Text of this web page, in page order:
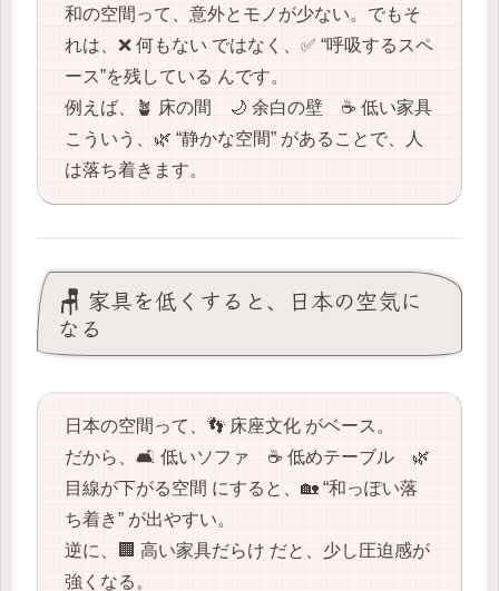
和の空間って、意外とモノが少ない。でもそ
れは、❌ 何もない ではなく、✅ “呼吸するスペ
ース”を残している んです。
例えば、🪴 床の間 🌙 余白の壁 ☕️ 低い家具
こういう、🌿 “静かな空間” があることで、人
は落ち着きます。
🪑 家具を低くすると、日本の空気に
なる
日本の空間って、👣 床座文化 がベース。
だから、🛋️ 低いソファ ☕️ 低めテーブル 🌿
目線が下がる空間 にすると、🏡 “和っぽい落
ち着き” が出やすい。
逆に、🏢 高い家具だらけ だと、少し圧迫感が
強くなる。